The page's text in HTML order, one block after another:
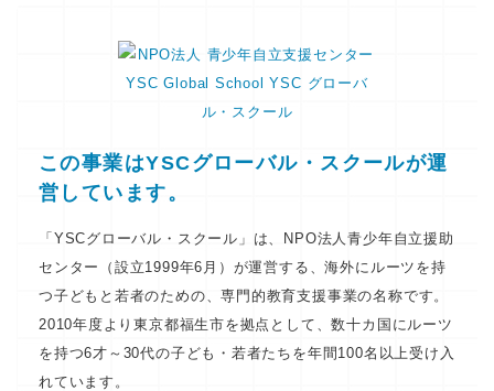
この事業はYSCグローバル・スクールが運
営しています。
「YSCグローバル・スクール」は、NPO法人青少年自立援助
センター（設立1999年6月）が運営する、海外にルーツを持
つ子どもと若者のための、専門的教育支援事業の名称です。
2010年度より東京都福生市を拠点として、数十カ国にルーツ
を持つ6才～30代の子ども・若者たちを年間100名以上受け入
れています。